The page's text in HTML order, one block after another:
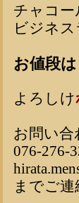
チャコ
ビジネ
お値段
よろしけ
お問い合
076-276-
までご